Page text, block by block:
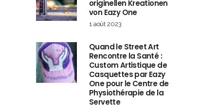
originellen Kreationen
von Eazy One
1 août 2023
Quand le Street Art
Rencontre la Santé :
Custom Artistique de
Casquettes par Eazy
One pour le Centre de
Physiothérapie de la
Servette